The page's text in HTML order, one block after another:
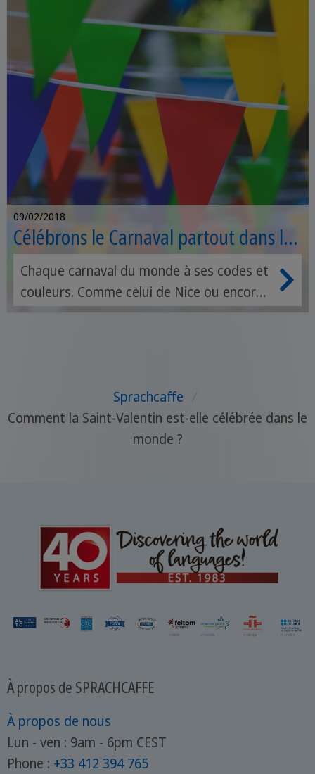
lorsque vous êtes à l'étranger.
09/02/2018
Célébrons le Carnaval partout dans le
monde !
Chaque carnaval du monde à ses codes et
couleurs. Comme celui de Nice ou encore
celui de Dunkerque, de nombreux pays
article, vous serez transportés au cœur
d’un carnaval d'hiver au Canada, vous
retrouverez au cœur de la place Saint-
Orléans. Découvrez avec nous les plus
grands carnavals du monde!
Sprachcaffe
Comment la Saint-Valentin est-elle célébrée dans le
monde ?
À propos de SPRACHCAFFE
À propos de nous
Lun - ven : 9am - 6pm CEST
Phone : +33 412 394 765